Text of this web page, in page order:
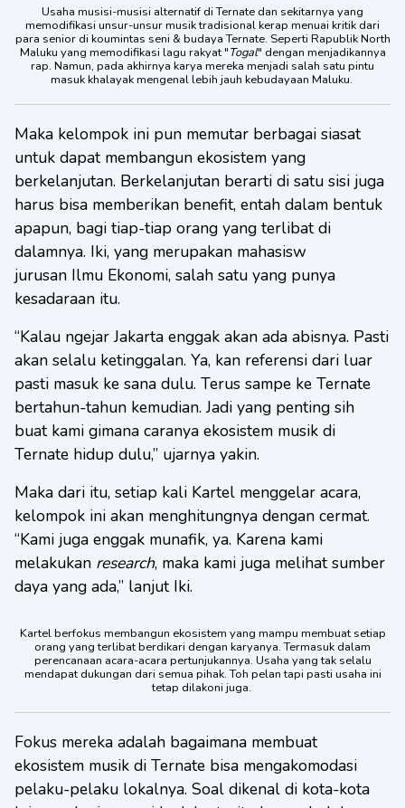
Usaha musisi-musisi alternatif di Ternate dan sekitarnya yang
memodifikasi unsur-unsur musik tradisional kerap menuai kritik dari
para senior di koumintas seni & budaya Ternate. Seperti Rapublik North
Maluku yang memodifikasi lagu rakyat "Togal" dengan menjadikannya
rap. Namun, pada akhirnya karya mereka menjadi salah satu pintu
masuk khalayak mengenal lebih jauh kebudayaan Maluku.
Maka kelompok ini pun memutar berbagai siasat
untuk dapat membangun ekosistem yang
berkelanjutan. Berkelanjutan berarti di satu sisi juga
harus bisa memberikan benefit, entah dalam bentuk
apapun, bagi tiap-tiap orang yang terlibat di
dalamnya. Iki, yang merupakan mahasisw
jurusan Ilmu Ekonomi, salah satu yang punya
kesadaraan itu.
“Kalau ngejar Jakarta enggak akan ada abisnya. Pasti
akan selalu ketinggalan. Ya, kan referensi dari luar
pasti masuk ke sana dulu. Terus sampe ke Ternate
bertahun-tahun kemudian. Jadi yang penting sih
buat kami gimana caranya ekosistem musik di
Ternate hidup dulu,” ujarnya yakin.
Maka dari itu, setiap kali Kartel menggelar acara,
kelompok ini akan menghitungnya dengan cermat.
“Kami juga enggak munafik, ya. Karena kami
melakukan research, maka kami juga melihat sumber
daya yang ada,” lanjut Iki.
Kartel berfokus membangun ekosistem yang mampu membuat setiap
orang yang terlibat berdikari dengan karyanya. Termasuk dalam
perencanaan acara-acara pertunjukannya. Usaha yang tak selalu
mendapat dukungan dari semua pihak. Toh pelan tapi pasti usaha ini
tetap dilakoni juga.
Fokus mereka adalah bagaimana membuat
ekosistem musik di Ternate bisa mengakomodasi
pelaku-pelaku lokalnya. Soal dikenal di kota-kota